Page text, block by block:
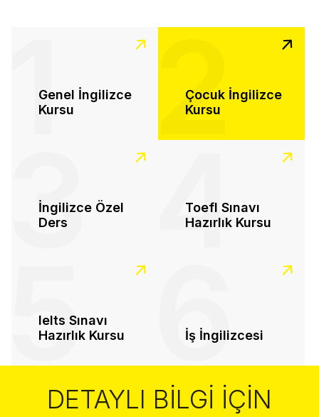
Genel İngilizce
Kursu
1
Çocuk İngilizce
Kursu
2
İngilizce Özel
Ders
3
Toefl Sınavı
Hazırlık Kursu
4
Ielts Sınavı
Hazırlık Kursu
5 İş İngilizcesi
6
DETAYLI BILGI İÇIN